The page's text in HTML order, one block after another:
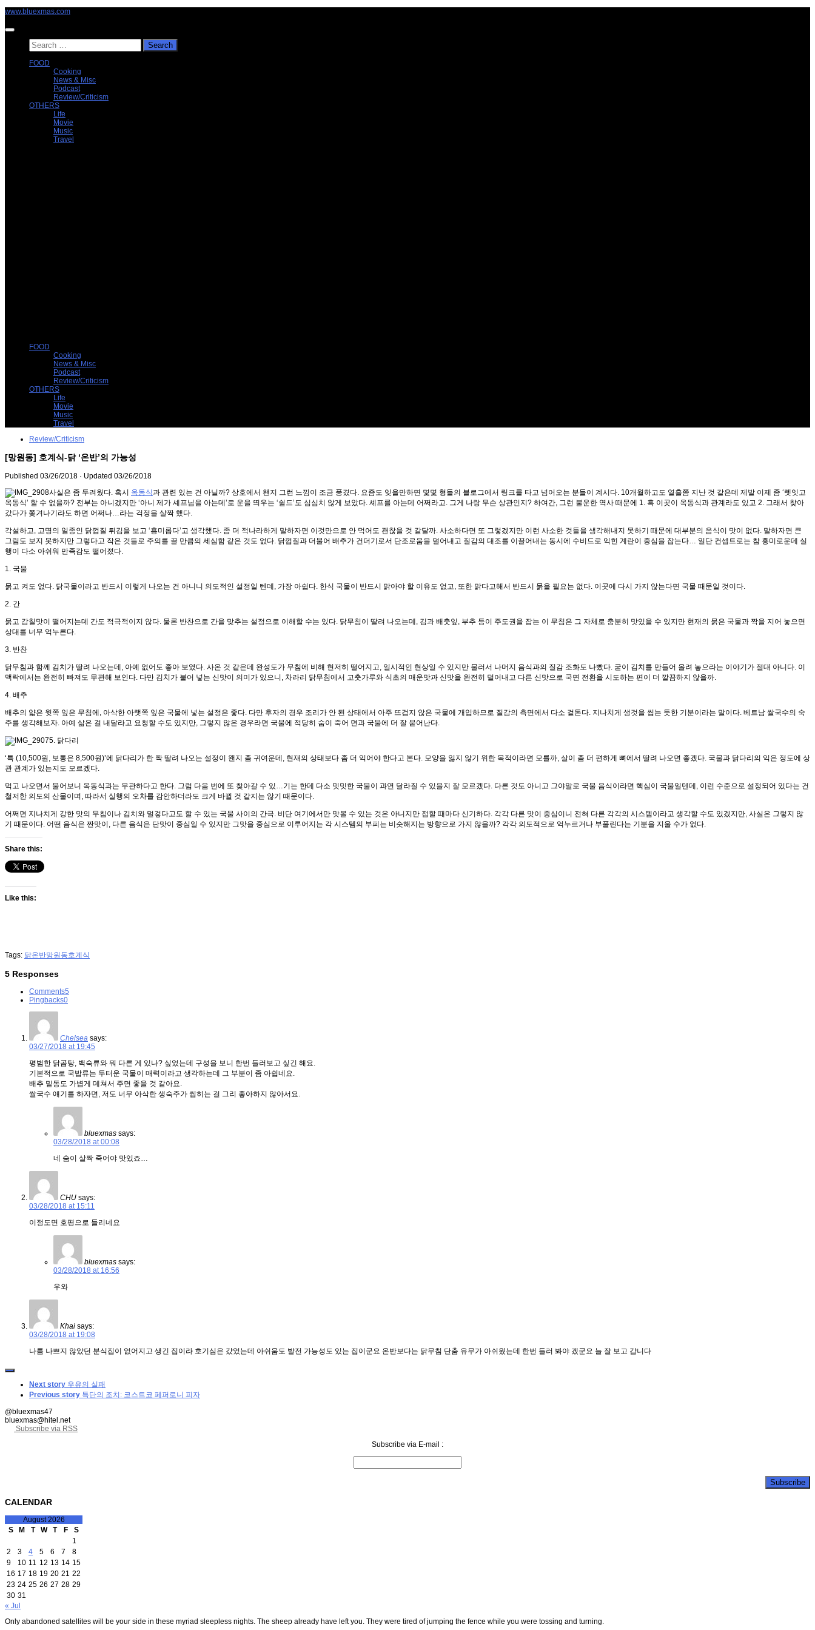
Skip
content
www.bluexmas.com
Search
for:
FOOD
Cooking
News & Misc
Podcast
Review/Criticism
OTHERS
Life
Movie
Music
Travel
FOOD
Cooking
News & Misc
Podcast
Review/Criticism
OTHERS
Life
Movie
Music
Travel
Review/Criticism
[망원동] 호계식-닭 ‘온반’의 가능성
Published 03/26/2018 · Updated 03/26/2018
사실은 좀 두려웠다. 혹시 옥동식과 관련 있는 건 아닐까? 상호에서 왠지 그런 느낌이 조금 풍겼다. 요즘도 잊을만하면 몇몇 형들의 블로그에서 링크를 타고 넘어오는 분들이 계시다. 10개월하고도 열흘쯤 지난 것 같은데 제발 이제 좀 ‘렛잇고
옥동식’ 할 수 없을까? 전부는 아니겠지만 ‘아니 제가 셰프님을 아는데’로 운을 띄우는 ‘쉴드’도 심심치 않게 보았다. 셰프를 아는데 어쩌라고. 그게 나랑 무슨 상관인지? 하여간, 그런 불운한 역사 때문에 1. 혹 이곳이 옥동식과 관계라도 있고 2. 그래서 찾아
갔다가 쫓겨나기라도 하면 어쩌나…라는 걱정을 살짝 했다.
각설하고, 고명의 일종인 닭껍질 튀김을 보고 ‘흥미롭다’고 생각했다. 좀 더 적나라하게 말하자면 이것만으로 안 먹어도 괜찮을 것 같달까. 사소하다면 또 그렇겠지만 이런 사소한 것들을 생각해내지 못하기 때문에 대부분의 음식이 맛이 없다. 말하자면 큰
그림도 보지 못하지만 그렇다고 작은 것들로 주의를 끌 만큼의 세심함 같은 것도 없다. 닭껍질과 더불어 배추가 건더기로서 단조로움을 덜어내고 질감의 대조를 이끌어내는 동시에 수비드로 익힌 계란이 중심을 잡는다… 일단 컨셉트로는 참 흥미로운데 실
행이 다소 아쉬워 만족감도 떨어졌다.
1. 국물
묽고 켜도 없다. 닭국물이라고 반드시 이렇게 나오는 건 아니니 의도적인 설정일 텐데, 가장 아쉽다. 한식 국물이 반드시 맑아야 할 이유도 없고, 또한 맑다고해서 반드시 묽을 필요는 없다. 이곳에 다시 가지 않는다면 국물 때문일 것이다.
2. 간
묽고 감칠맛이 떨어지는데 간도 적극적이지 않다. 물론 반찬으로 간을 맞추는 설정으로 이해할 수는 있다. 닭무침이 딸려 나오는데, 김과 배춧잎, 부추 등이 주도권을 잡는 이 무침은 그 자체로 충분히 맛있을 수 있지만 현재의 묽은 국물과 짝을 지어 놓으면
상대를 너무 억누른다.
3. 반찬
닭무침과 함께 김치가 딸려 나오는데, 아예 없어도 좋아 보였다. 사온 것 같은데 완성도가 무침에 비해 현저히 떨어지고, 일시적인 현상일 수 있지만 물러서 나머지 음식과의 질감 조화도 나빴다. 굳이 김치를 만들어 올려 놓으라는 이야기가 절대 아니다. 이
맥락에서는 완전히 빠져도 무관해 보인다. 다만 김치가 불어 넣는 신맛이 의미가 있으니, 차라리 닭무침에서 고춧가루와 식초의 매운맛과 신맛을 완전히 덜어내고 다른 신맛으로 국면 전환을 시도하는 편이 더 깔끔하지 않을까.
4. 배추
배추의 얇은 윗쪽 잎은 무침에, 아삭한 아랫쪽 잎은 국물에 넣는 설정은 좋다. 다만 후자의 경우 조리가 안 된 상태에서 아주 뜨겁지 않은 국물에 개입하므로 질감의 측면에서 다소 겉돈다. 지나치게 생것을 씹는 듯한 기분이라는 말이다. 베트남 쌀국수의 숙
주를 생각해보자. 아예 삶은 걸 내달라고 요청할 수도 있지만, 그렇지 않은 경우라면 국물에 적당히 숨이 죽어 면과 국물에 더 잘 묻어난다.
5. 닭다리
‘특 (10,500원, 보통은 8,500원)’에 닭다리가 한 짝 딸려 나오는 설정이 왠지 좀 귀여운데, 현재의 상태보다 좀 더 익어야 한다고 본다. 모양을 잃지 않기 위한 목적이라면 모를까, 살이 좀 더 편하게 뼈에서 딸려 나오면 좋겠다. 국물과 닭다리의 익은 정도에 상
관 관계가 있는지도 모르겠다.
먹고 나오면서 물어보니 옥동식과는 무관하다고 한다. 그럼 다음 번에 또 찾아갈 수 있…기는 한데 다소 밋밋한 국물이 과연 달라질 수 있을지 잘 모르겠다. 다른 것도 아니고 그야말로 국물 음식이라면 핵심이 국물일텐데, 이런 수준으로 설정되어 있다는 건
철저한 의도의 산물이며, 따라서 실행의 오차를 감안하더라도 크게 바뀔 것 같지는 않기 때문이다.
어쩌면 지나치게 강한 맛의 무침이나 김치와 멀겋다고도 할 수 있는 국물 사이의 간극. 비단 여기에서만 맛볼 수 있는 것은 아니지만 접할 때마다 신기하다. 각각 다른 맛이 중심이니 전혀 다른 각각의 시스템이라고 생각할 수도 있겠지만, 사실은 그렇지 않
기 때문이다. 어떤 음식은 짠맛이, 다른 음식은 단맛이 중심일 수 있지만 그맛을 중심으로 이루어지는 각 시스템의 부피는 비슷해지는 방향으로 가지 않을까? 각각 의도적으로 억누르거나 부풀린다는 기분을 지울 수가 없다.
Share this:
Like this:
Tags: 닭온반망원동호계식
5 Responses
Comments5
Pingbacks0
Chelsea says:
03/27/2018 at 19:45
평범한 닭곰탕, 백숙류와 뭐 다른 게 있나? 싶었는데 구성을 보니 한번 들러보고 싶긴 해요.
기본적으로 국밥류는 두터운 국물이 매력이라고 생각하는데 그 부분이 좀 아쉽네요.
배추 밑동도 가볍게 데쳐서 주면 좋을 것 같아요.
쌀국수 얘기를 하자면, 저도 너무 아삭한 생숙주가 씹히는 걸 그리 좋아하지 않아서요.
bluexmas says:
03/28/2018 at 00:08
네 숨이 살짝 죽어야 맛있죠…
CHU says:
03/28/2018 at 15:11
이정도면 호평으로 들리네요
bluexmas says:
03/28/2018 at 16:56
우와
Khai says:
03/28/2018 at 19:08
나름 나쁘지 않았던 분식집이 없어지고 생긴 집이라 호기심은 갔었는데 아쉬움도 발전 가능성도 있는 집이군요 온반보다는 닭무침 단춤 유무가 아쉬웠는데 한번 들러 봐야 겠군요 늘 잘 보고 갑니다
Next story 우유의 실패
Previous story 특단의 조치: 코스트코 페퍼로니 피자
@bluexmas47
bluexmas@hitel.net
Subscribe via RSS
Subscribe via E-mail :
CALENDAR
August 2026
S
M T W T F
S
1
2
3 4 5 6 7
8
9
10 11 12 13 14 15
16 17 18 19 20 21 22
23 24 25 26 27 28 29
30 31
« Jul
Only abandoned satellites will be your side in these myriad sleepless nights. The sheep already have left you. They were tired of jumping the fence while you were tossing and turning.